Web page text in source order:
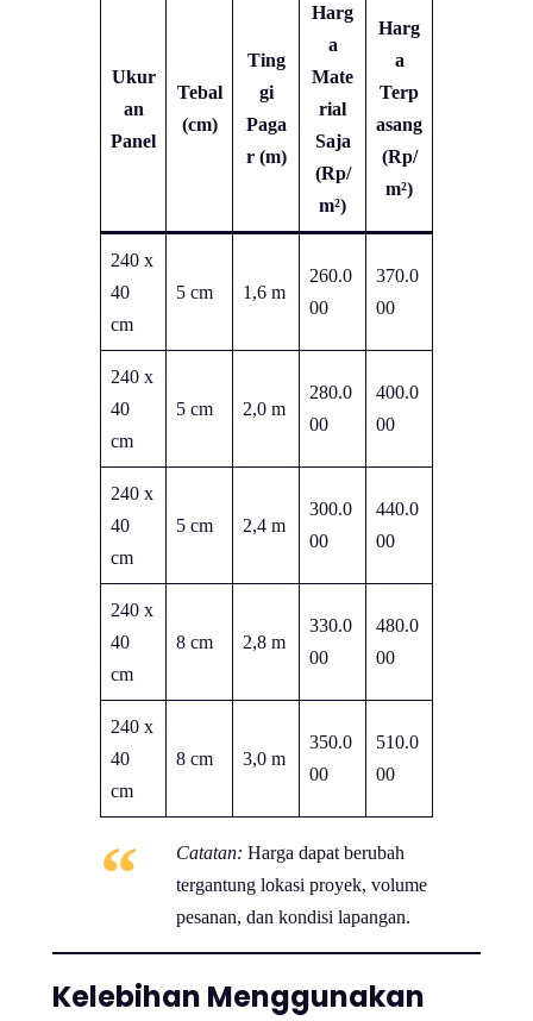
Ukur
an
Panel
Tebal
(cm)
Ting
gi
Paga
r (m)
Harg
a
Mate
rial
Saja
(Rp/
m²)
Harg
a
Terp
asang
(Rp/
m²)
240 x
40
cm
5 cm 1,6 m
260.0
00
370.0
00
240 x
40
cm
5 cm 2,0 m
280.0
00
400.0
00
240 x
40
cm
5 cm 2,4 m
300.0
00
440.0
00
240 x
40
cm
8 cm 2,8 m
330.0
00
480.0
00
240 x
40
cm
8 cm 3,0 m
350.0
00
510.0
00
Catatan: Harga dapat berubah
tergantung lokasi proyek, volume
pesanan, dan kondisi lapangan.
Kelebihan Menggunakan